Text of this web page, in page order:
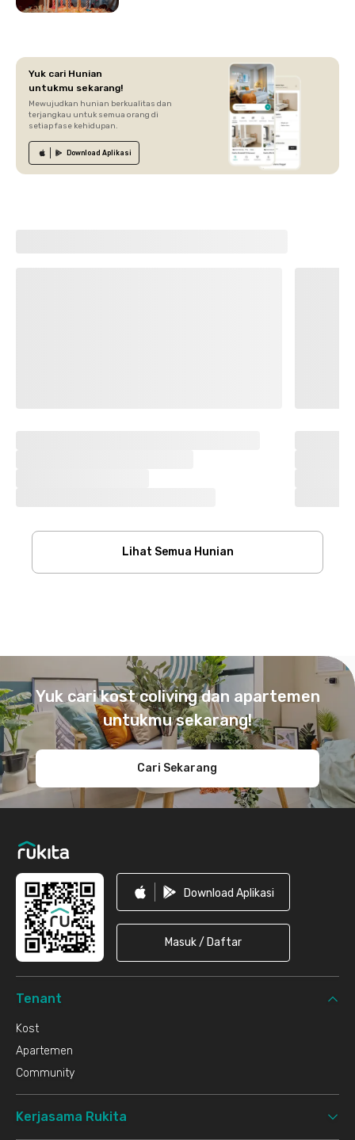
Yuk cari Hunian
untukmu sekarang!
Mewujudkan hunian berkualitas dan
terjangkau untuk semua orang di
setiap fase kehidupan.
Download Aplikasi
Lihat Semua Hunian
Yuk cari kost coliving dan apartemen
untukmu sekarang!
Cari Sekarang
Download Aplikasi
Masuk / Daftar
Tenant
Kost
Apartemen
Community
Kerjasama Rukita